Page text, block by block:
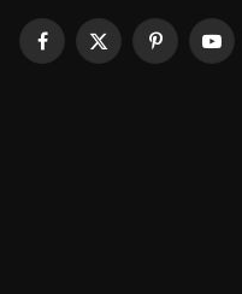
Facebook
X
Pinterest